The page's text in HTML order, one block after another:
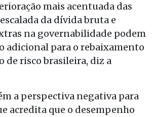
mais acentuada das
da dívida bruta e
na governabilidade podem
adicional para o rebaixamento
de risco brasileira, diz a
a perspectiva negativa para
acredita que o desempenho